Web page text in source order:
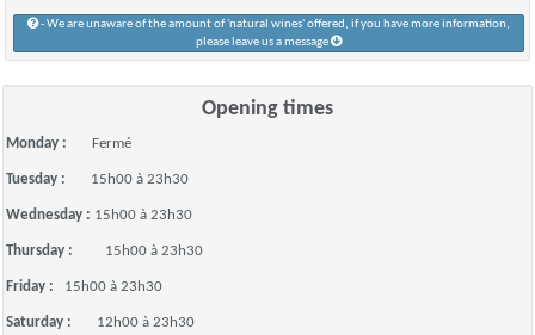
- We are unaware of the amount of 'natural wines' offered, if you have more information,
please leave us a message
Opening times
Monday : Fermé
Tuesday : 15h00 à 23h30
Wednesday : 15h00 à 23h30
Thursday : 15h00 à 23h30
Friday : 15h00 à 23h30
Saturday : 12h00 à 23h30